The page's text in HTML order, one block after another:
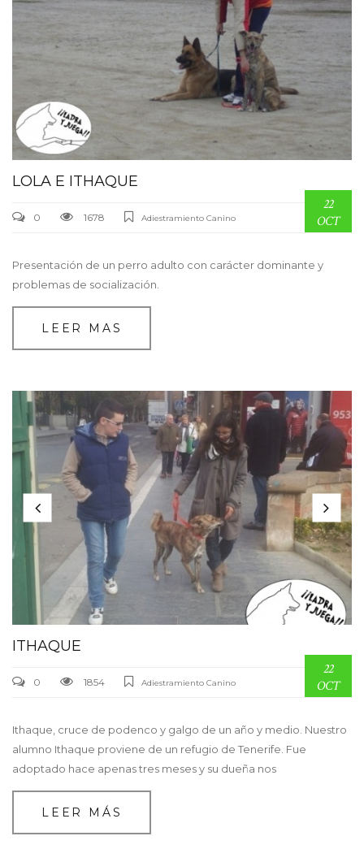
LOLA E ITHAQUE
0 1678 Adiestramiento Canino
22
OCT
Presentación de un perro adulto con carácter dominante y
problemas de socialización.
LEER MAS
ITHAQUE
0 1854 Adiestramiento Canino
22
OCT
Ithaque, cruce de podenco y galgo de un año y medio. Nuestro
alumno Ithaque proviene de un refugio de Tenerife. Fue
adoptado hace apenas tres meses y su dueña nos
LEER MÁS